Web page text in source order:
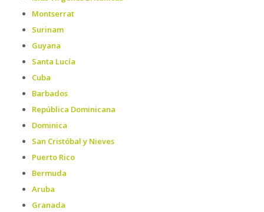
Montserrat
Surinam
Guyana
Santa Lucía
Cuba
Barbados
República Dominicana
Dominica
San Cristóbal y Nieves
Puerto Rico
Bermuda
Aruba
Granada